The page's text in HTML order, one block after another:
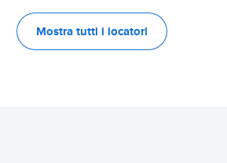
Mostra tutti i locatori